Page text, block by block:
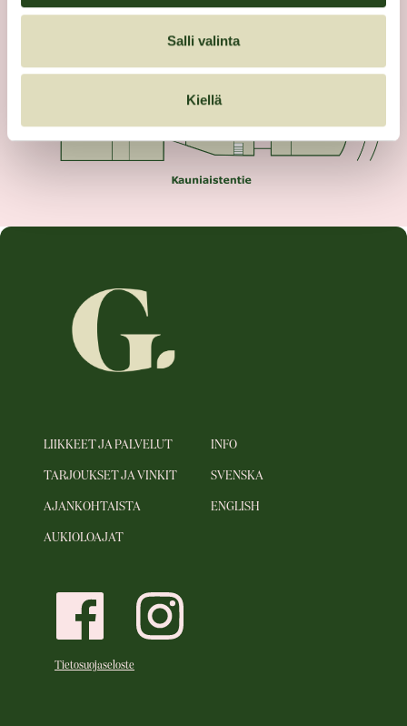
Salli valinta
Kiellä
LIIKKEET JA PALVELUT
TARJOUKSET JA VINKIT
AJANKOHTAISTA
AUKIOLOAJAT
INFO
SVENSKA
ENGLISH
Tietosuojaseloste